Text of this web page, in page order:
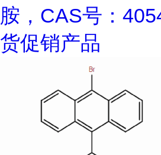
胺，CAS号：
货促销产品